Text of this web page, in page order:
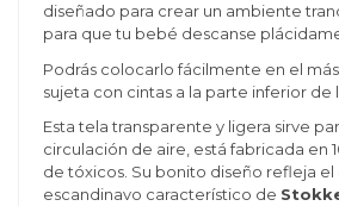
diseñado para crear un ambiente
para que tu bebé descanse
Podrás colocarlo fácilmente en el
sujeta con cintas a la parte inferior de
Esta tela transparente y ligera sirve
circulación de aire, está fabricada en
de tóxicos. Su bonito diseño refleja
escandinavo característico de